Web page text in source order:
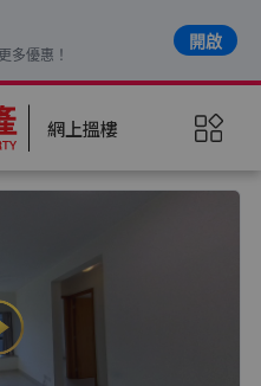
網上搵樓
多優惠！
開啟